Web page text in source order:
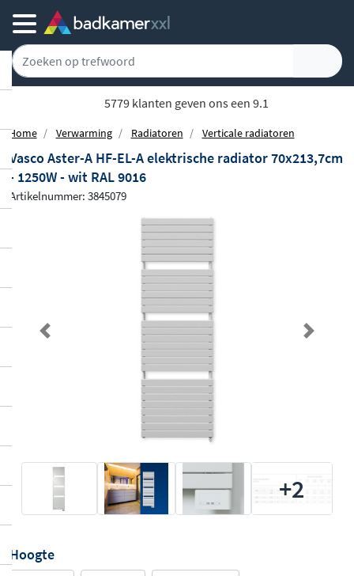
Achteraf of gespreid betalen
Home Verwarming Radiatoren Verticale radiatoren
Vasco Aster-A HF-EL-A elektrische radiator 70x213,7cm
- 1250W - wit RAL 9016
Artikelnummer: 3845079
Previous Next
+2
Hoogte